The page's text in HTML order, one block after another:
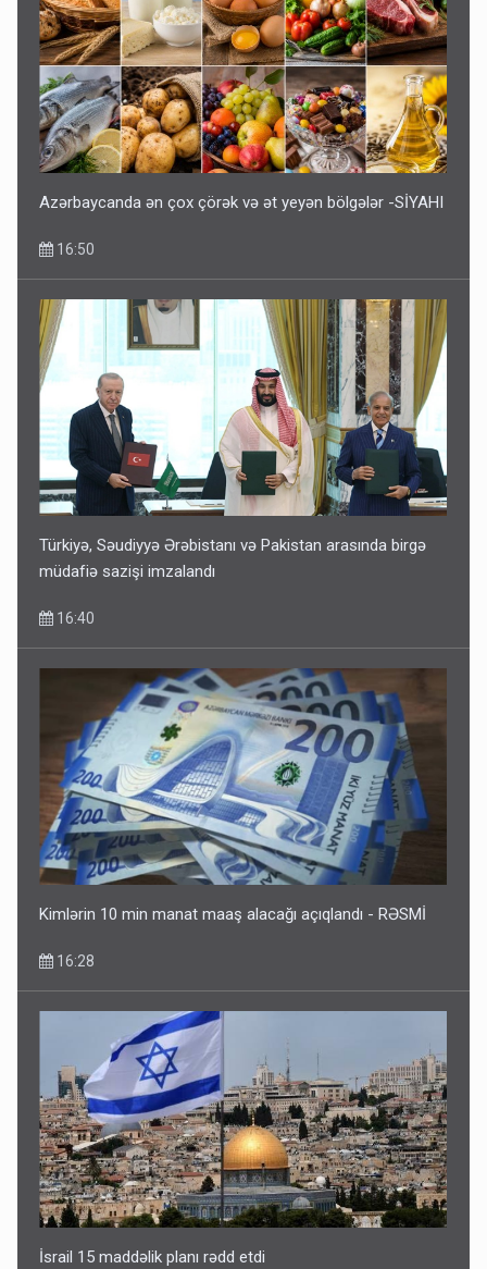
Azərbaycanda ən çox çörək və ət yeyən bölgələr -SİYAHI
16:50
Türkiyə, Səudiyyə Ərəbistanı və Pakistan arasında birgə
müdafiə sazişi imzalandı
16:40
Kimlərin 10 min manat maaş alacağı açıqlandı - RƏSMİ
16:28
İsrail 15 maddəlik planı rədd etdi